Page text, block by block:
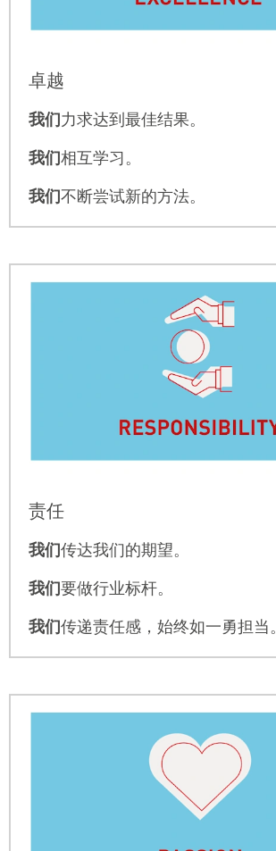
卓越
我们力求达到最佳结果。
我们相互学习。
我们不断尝试新的方法。
责任
我们传达我们的期望。
我们要做行业标杆。
我们传递责任感，始终如一勇担当。